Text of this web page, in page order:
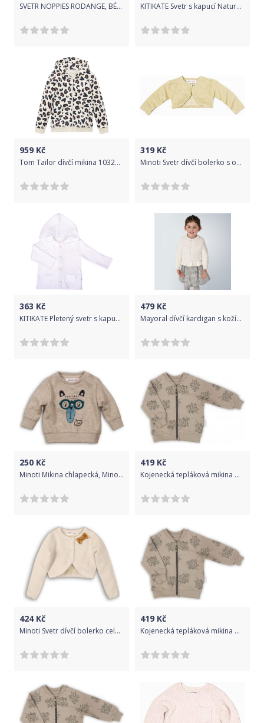
SVETR NOPPIES RODANGE, BÉŽOVÝ Velikost: 74 KITIKATE Svetr s kapucí Natural 74
959 Kč
Tom Tailor dívčí mikina 1032970 Velikost: 92/98
319 Kč
Minoti Svetr dívčí bolerko s ozdobnými lemy, Minoti, ODYSSEY 7, krémová - 92/98
363 Kč
KITIKATE Pletený svetr s kapucí ecru, vel. 74
479 Kč
Mayoral dívčí kardigan s kožíškem 4353 - 032 Velikost: 92
250 Kč
Minoti Mikina chlapecká, Minoti, ADVENTURE 5, béžová - 74/80
419 Kč
Kojenecká tepláková mikina Nicol Ella béžová, Béžová, 56 (0-3m)
424Kč
Minoti Svetr dívčí bolerko celopropínací, Minoti, TIME 3, krémová - 92/98
419 Kč
Kojenecká tepláková mikina Nicol Ella béžová